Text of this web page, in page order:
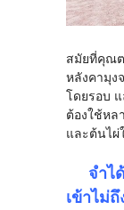
สมัยที่คุณต
หลังคามุง
โดยรอบ
ต้องใช้หล
และต้นไผ่
จำไ
เข้าไม่